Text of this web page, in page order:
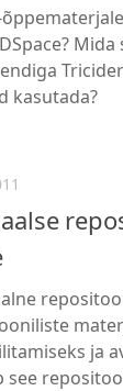
Mida
kasutada?
ja
see